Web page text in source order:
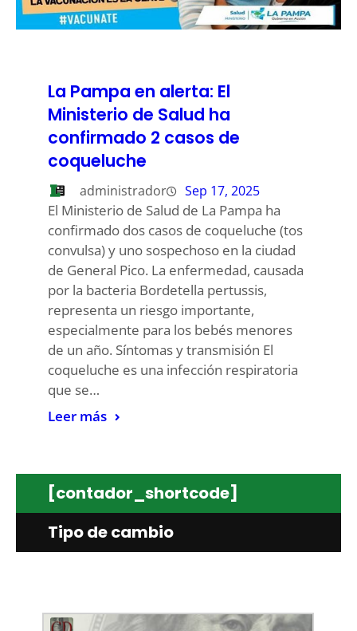
La Pampa en alerta: El
Ministerio de Salud ha
confirmado 2 casos de
coqueluche
administrador Sep 17, 2025
El Ministerio de Salud de La Pampa ha
confirmado dos casos de coqueluche (tos
convulsa) y uno sospechoso en la ciudad
de General Pico. La enfermedad, causada
por la bacteria Bordetella pertussis,
representa un riesgo importante,
especialmente para los bebés menores
de un año. Síntomas y transmisión El
coqueluche es una infección respiratoria
que se…
Leer más
[contador_shortcode]
Tipo de cambio